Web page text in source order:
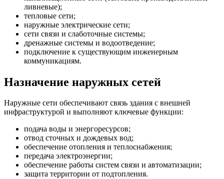
ливневые);
тепловые сети;
наружные электрические сети;
сети связи и слаботочные системы;
дренажные системы и водоотведение;
подключение к существующим инженерным
коммуникациям.
Назначение наружных сетей
Наружные сети обеспечивают связь здания с внешней
инфраструктурой и выполняют ключевые функции:
подача воды и энергоресурсов;
отвод сточных и дождевых вод;
обеспечение отопления и теплоснабжения;
передача электроэнергии;
обеспечение работы систем связи и автоматизации;
защита территории от подтопления.